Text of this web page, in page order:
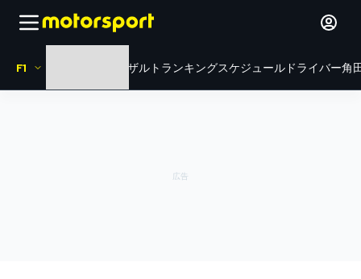
F1 リザルト ランキングスケジュール ドライバー角